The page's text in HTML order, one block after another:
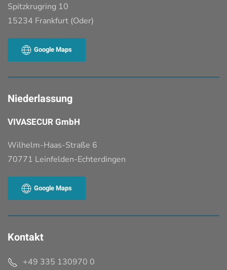
Spitzkrugring 10
15234 Frankfurt (Oder)
Google Maps
Niederlassung
VIVASECUR GmbH
Wilhelm-Haas-Straße 6
70771 Leinfelden-Echterdingen
Google Maps
Kontakt
+49 335 130970 0